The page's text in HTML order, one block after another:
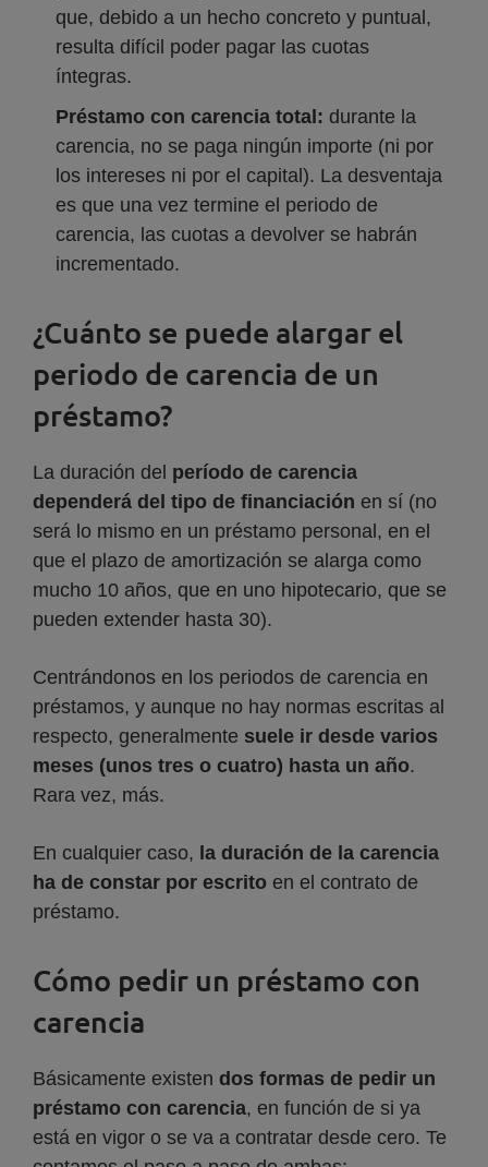
que, debido a un hecho concreto y puntual,
resulta difícil poder pagar las cuotas
íntegras.
Préstamo con carencia total: durante la
carencia, no se paga ningún importe (ni por
los intereses ni por el capital). La desventaja
es que una vez termine el periodo de
carencia, las cuotas a devolver se habrán
incrementado.
¿Cuánto se puede alargar el
periodo de carencia de un
préstamo?
La duración del período de carencia
dependerá del tipo de financiación en sí (no
será lo mismo en un préstamo personal, en el
que el plazo de amortización se alarga como
mucho 10 años, que en uno hipotecario, que se
pueden extender hasta 30).
Centrándonos en los periodos de carencia en
préstamos, y aunque no hay normas escritas al
respecto, generalmente suele ir desde varios
meses (unos tres o cuatro) hasta un año.
Rara vez, más.
En cualquier caso, la duración de la carencia
ha de constar por escrito en el contrato de
préstamo.
Cómo pedir un préstamo con
carencia
Básicamente existen dos formas de pedir un
préstamo con carencia, en función de si ya
está en vigor o se va a contratar desde cero. Te